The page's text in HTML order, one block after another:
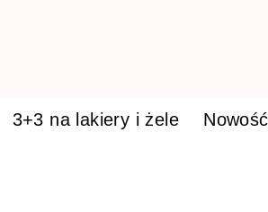
3+3 na lakiery i żele